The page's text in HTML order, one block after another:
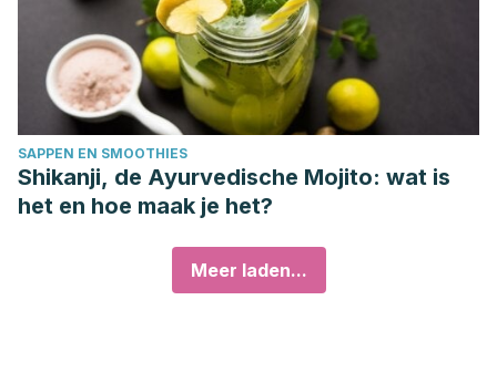
SAPPEN EN SMOOTHIES
Shikanji, de Ayurvedische Mojito: wat is
het en hoe maak je het?
Meer laden...